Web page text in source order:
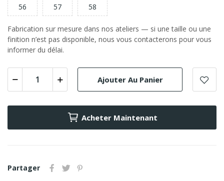
56
57 58
Fabrication sur mesure dans nos ateliers — si une taille ou une
finition n’est pas disponible, nous vous contacterons pour vous
informer du délai.
Ajouter Au Panier
Acheter Maintenant
Partager